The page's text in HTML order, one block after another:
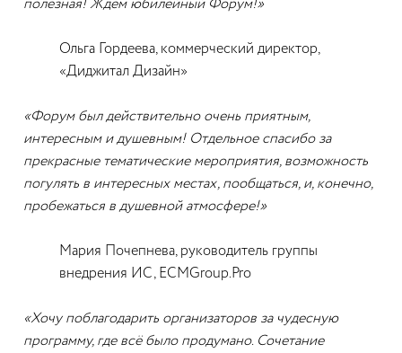
полезная! Ждём юбилейный Форум!»
Ольга Гордеева, коммерческий директор,
«Диджитал Дизайн»
«Форум был действительно очень приятным,
интересным и душевным! Отдельное спасибо за
прекрасные тематические мероприятия, возможность
погулять в интересных местах, пообщаться, и, конечно,
пробежаться в душевной атмосфере!»
Мария Почепнева, руководитель группы
внедрения ИС, ECMGroup.Pro
«Хочу поблагодарить организаторов за чудесную
программу, где всё было продумано. Сочетание